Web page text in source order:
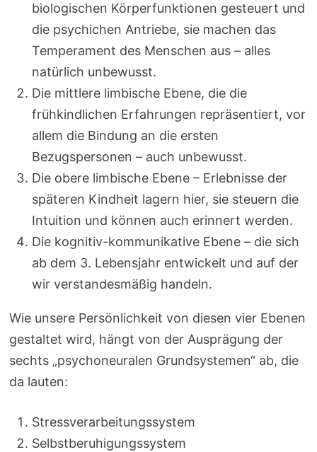
biologischen Körperfunktionen gesteuert und
die psychichen Antriebe, sie machen das
Temperament des Menschen aus – alles
natürlich unbewusst.
Die mittlere limbische Ebene, die die
frühkindlichen Erfahrungen repräsentiert, vor
allem die Bindung an die ersten
Bezugspersonen – auch unbewusst.
Die obere limbische Ebene – Erlebnisse der
späteren Kindheit lagern hier, sie steuern die
Intuition und können auch erinnert werden.
Die kognitiv-kommunikative Ebene – die sich
ab dem 3. Lebensjahr entwickelt und auf der
wir verstandesmäßig handeln.
Wie unsere Persönlichkeit von diesen vier Ebenen
gestaltet wird, hängt von der Ausprägung der
sechts „psychoneuralen Grundsystemen“ ab, die
da lauten:
Stressverarbeitungssystem
Selbstberuhigungssystem